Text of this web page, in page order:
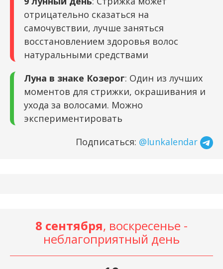
отрицательно сказаться на
самочувствии, лучше заняться
восстановлением здоровья волос
натуральными средствами
Луна в знаке Козерог: Один из лучших
моментов для стрижки, окрашивания и
ухода за волосами. Можно
экспериментировать
Подписаться: @lunkalendar
8 сентября, воскресенье -
неблагоприятный день